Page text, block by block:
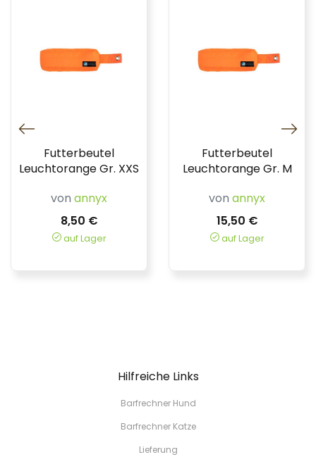
Futterbeutel
Leuchtorange Gr. XXS
von annyx
8,50 €
auf Lager
Futterbeutel
Leuchtorange Gr. M
von annyx
15,50 €
auf Lager
Hilfreiche Links
Barfrechner Hund
Barfrechner Katze
Lieferung